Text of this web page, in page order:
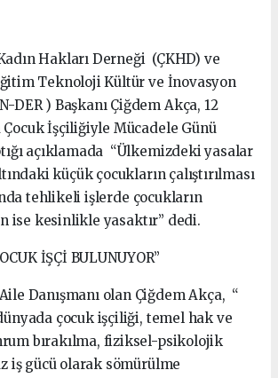
Hakları Derneği (ÇKHD) ve
Teknoloji Kültür ve İnovasyon
DER ) Başkanı Çiğdem Akça, 12
İşçiliğiyle Mücadele Günü
açıklamada “Ülkemizdeki yasalar
küçük çocukların çalıştırılması
tehlikeli işlerde çocukların
ise kesinlikle yasaktır” dedi.
İŞÇİ BULUNUYOR”
Danışmanı olan Çiğdem Akça, “
çocuk işçiliği, temel hak ve
bırakılma, fiziksel-psikolojik
iş gücü olarak sömürülme